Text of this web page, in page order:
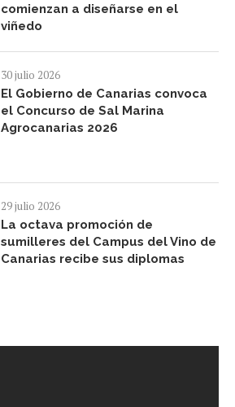
comienzan a diseñarse en el
viñedo
30 julio 2026
El Gobierno de Canarias convoca
el Concurso de Sal Marina
Agrocanarias 2026
29 julio 2026
La octava promoción de
sumilleres del Campus del Vino de
Canarias recibe sus diplomas